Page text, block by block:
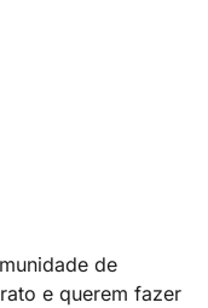
de
e querem fazer